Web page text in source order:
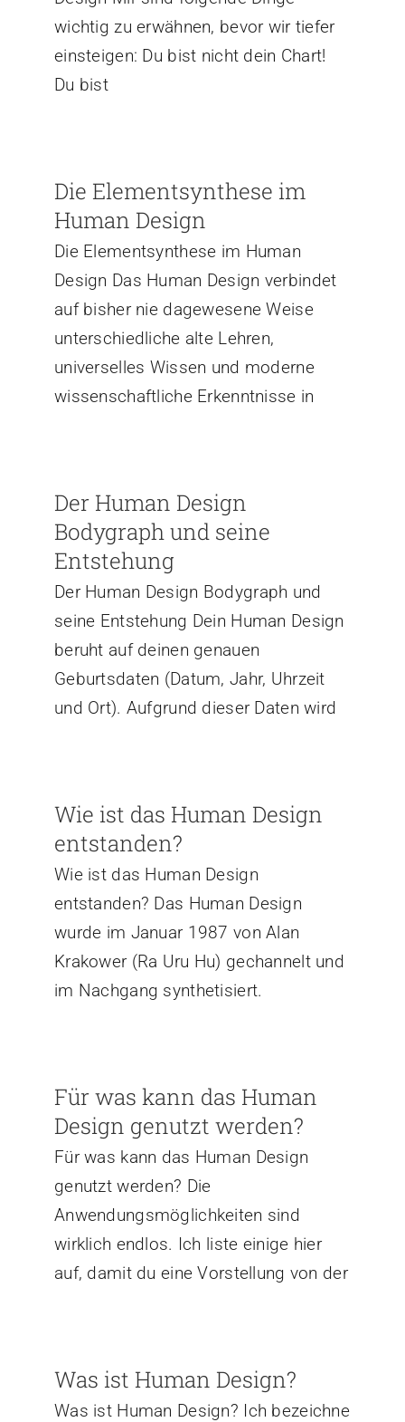
wichtig zu erwähnen, bevor wir tiefer
einsteigen: Du bist nicht dein Chart!
Du bist
Die Elementsynthese im
Human Design
Die Elementsynthese im Human
Design Das Human Design verbindet
auf bisher nie dagewesene Weise
unterschiedliche alte Lehren,
universelles Wissen und moderne
wissenschaftliche Erkenntnisse in
Der Human Design
Bodygraph und seine
Entstehung
Der Human Design Bodygraph und
seine Entstehung Dein Human Design
beruht auf deinen genauen
Geburtsdaten (Datum, Jahr, Uhrzeit
und Ort). Aufgrund dieser Daten wird
Wie ist das Human Design
entstanden?
Wie ist das Human Design
entstanden? Das Human Design
wurde im Januar 1987 von Alan
Krakower (Ra Uru Hu) gechannelt und
im Nachgang synthetisiert.
Für was kann das Human
Design genutzt werden?
Für was kann das Human Design
genutzt werden? Die
Anwendungsmöglichkeiten sind
wirklich endlos. Ich liste einige hier
auf, damit du eine Vorstellung von der
Was ist Human Design?
Was ist Human Design? Ich bezeichne